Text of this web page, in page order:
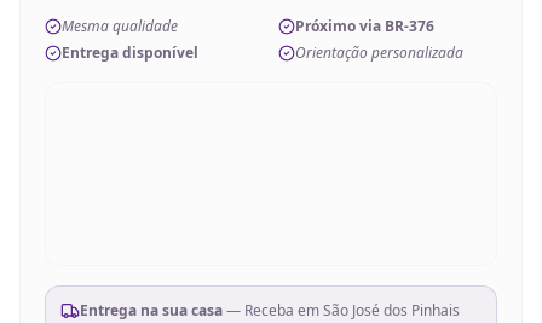
Mesma qualidade
Próximo via BR-376
Entrega disponível
Orientação personalizada
Entrega na sua casa— Receba emSão José dos Pinhais